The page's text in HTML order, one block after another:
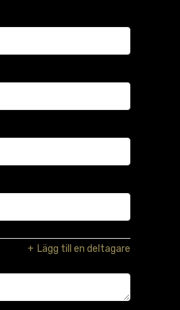
+ Lägg till en deltagare